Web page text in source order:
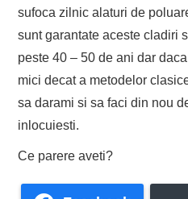
sufoca zilnic alaturi de
sunt garantate aceste cladiri
peste 40 – 50 de ani dar
mici decat a metodelor
sa darami si sa faci din nou
inlocuiesti.
Ce parere aveti?